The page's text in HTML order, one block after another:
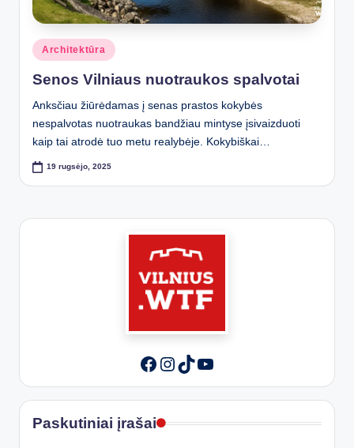
Posted
in
Architektūra
Senos Vilniaus nuotraukos spalvotai
Anksčiau žiūrėdamas į senas prastos kokybės
nespalvotas nuotraukas bandžiau mintyse įsivaizduoti
kaip tai atrodė tuo metu realybėje. Kokybiškai…
19 rugsėjo, 2025
Facebook
Instagram
TikTokYouTube
Paskutiniai įrašai